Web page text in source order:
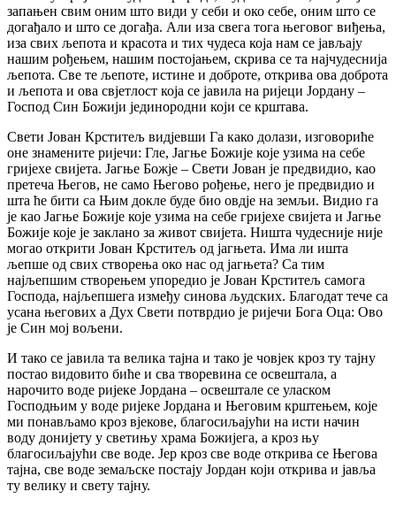
запањен свим оним што види у себи и око себе, оним што се
догађало и што се догађа. Али иза свега тога његовог виђења,
иза свих љепота и красота и тих чудеса која нам се јављају
нашим рођењем, нашим постојањем, скрива се та најчудеснија
љепота. Све те љепоте, истине и доброте, открива ова доброта
и љепота и ова свјетлост која се јавила на ријеци Јордану –
Господ Син Божији јединородни који се крштава.
Свети Јован Крститељ видјевши Га како долази, изговориће
оне знамените ријечи: Гле, Јагње Божије које узима на себе
гријехе свијета. Јагње Божје – Свети Јован је предвидио, као
претеча Његов, не само Његово рођење, него је предвидио и
шта ће бити са Њим докле буде био овдје на земљи. Видио га
је као Јагње Божије које узима на себе гријехе свијета и Јагње
Божије које је заклано за живот свијета. Ништа чудесније није
могао открити Јован Крститељ од јагњета. Има ли ишта
љепше од свих створења око нас од јагњета? Са тим
најљепшим створењем упоредио је Јован Крститељ самога
Господа, најљепшега између синова људских. Благодат тече са
усана његових а Дух Свети потврдио је ријечи Бога Оца: Ово
је Син мој вољени.
И тако се јавила та велика тајна и тако је човјек кроз ту тајну
постао видовито биће и сва творевина се освештала, а
нарочито воде ријеке Јордана – освештале се уласком
Господњим у воде ријеке Јордана и Његовим крштењем, које
ми понављамо кроз вјекове, благосиљајући на исти начин
воду донијету у светињу храма Божијега, а кроз њу
благосиљајући све воде. Јер кроз све воде открива се Његова
тајна, све воде земаљске постају Јордан који открива и јавља
ту велику и свету тајну.